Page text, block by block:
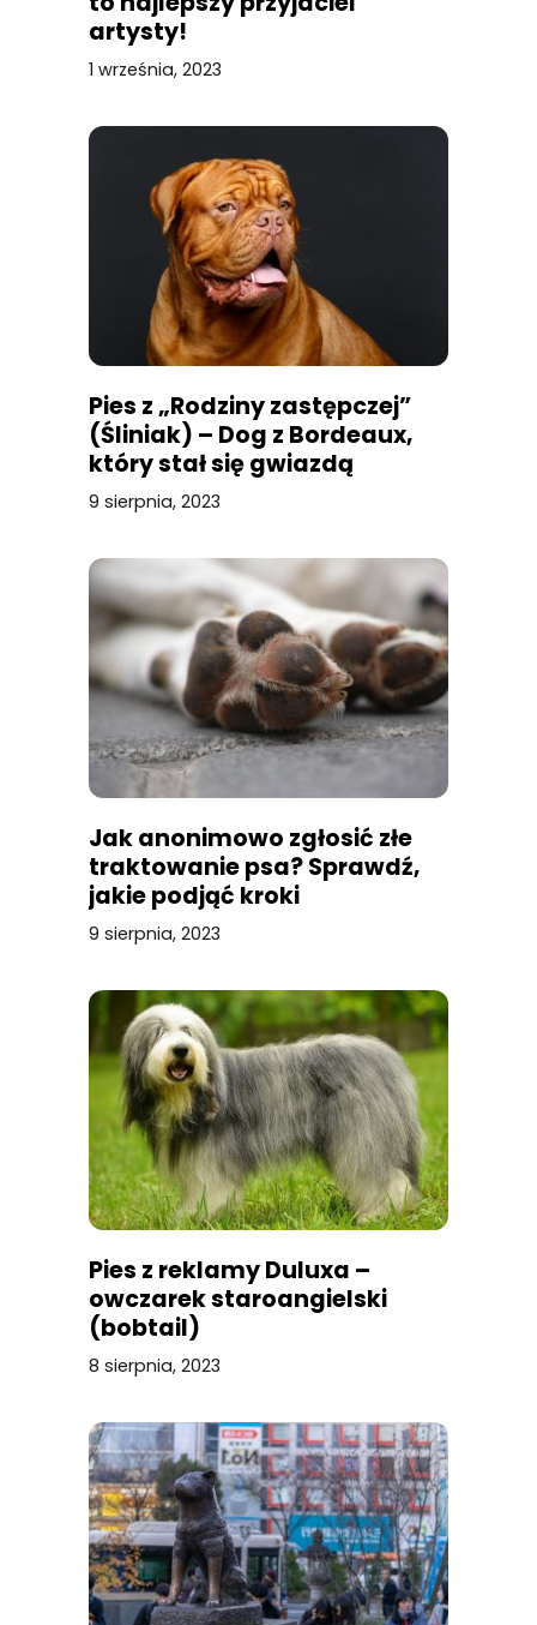
artysty!
1 września, 2023
Pies z „Rodziny zastępczej”
(Śliniak) – Dog z Bordeaux,
który stał się gwiazdą
9 sierpnia, 2023
Jak anonimowo zgłosić złe
traktowanie psa? Sprawdź,
jakie podjąć kroki
9 sierpnia, 2023
Pies z reklamy Duluxa –
owczarek staroangielski
(bobtail)
8 sierpnia, 2023